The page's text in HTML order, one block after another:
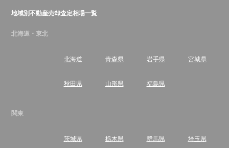
地域別不動産売却査定相場一覧
北海道・東北
北海道 青森県 岩手県 宮城県
秋田県 山形県 福島県
関東
茨城県 栃木県 群馬県 埼玉県